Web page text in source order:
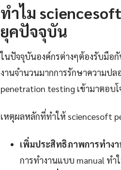
ทำไม
ยุคปัจจุบัน
ในปัจจุบันองค์กรต่างๆต้องรับมือ
งานจำนวนมากการรักษาความป
penetration testing เข้ามาตอบ
เหตุผลหลักที่ทำให้ sciencesoft
เพิ่มประสิทธิภาพการทำง
การทำงานแบบ manual ทำ